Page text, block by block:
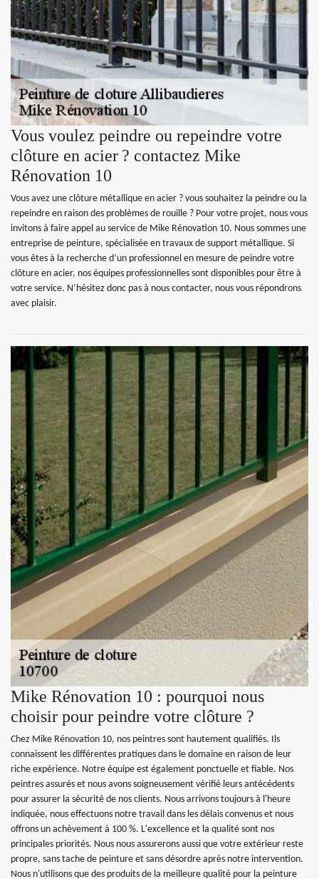
Vous voulez peindre ou repeindre votre
clôture en acier ? contactez Mike
Rénovation 10
Vous avez une clôture métallique en acier ? vous souhaitez la peindre ou la
repeindre en raison des problèmes de rouille ? Pour votre projet, nous vous
invitons à faire appel au service de Mike Rénovation 10. Nous sommes une
entreprise de peinture, spécialisée en travaux de support métallique. Si
vous êtes à la recherche d’un professionnel en mesure de peindre votre
clôture en acier, nos équipes professionnelles sont disponibles pour être à
votre service. N’hésitez donc pas à nous contacter, nous vous répondrons
avec plaisir.
Mike Rénovation 10 : pourquoi nous
choisir pour peindre votre clôture ?
Chez Mike Rénovation 10, nos peintres sont hautement qualifiés. Ils
connaissent les différentes pratiques dans le domaine en raison de leur
riche expérience. Notre équipe est également ponctuelle et fiable. Nos
peintres assurés et nous avons soigneusement vérifié leurs antécédents
pour assurer la sécurité de nos clients. Nous arrivons toujours à l'heure
indiquée, nous effectuons notre travail dans les délais convenus et nous
offrons un achèvement à 100 %. L'excellence et la qualité sont nos
principales priorités. Nous nous assurerons aussi que votre extérieur reste
propre, sans tache de peinture et sans désordre après notre intervention.
Nous n'utilisons que des produits de la meilleure qualité pour la peinture